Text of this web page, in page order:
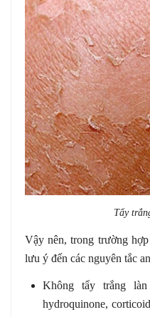
Tẩy
Vậy nên, trong trường
lưu ý đến các nguyên tắc
Không tẩy trắng
hydroquinone,